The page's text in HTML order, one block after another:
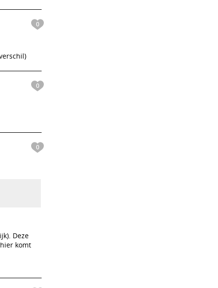
0
0
0
Deze
komt